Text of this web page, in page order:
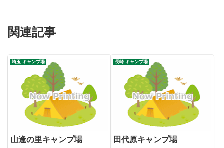
関連記事
埼玉 キャンプ場
山逢の里キャンプ場
長崎 キャンプ場
田代原キャンプ場